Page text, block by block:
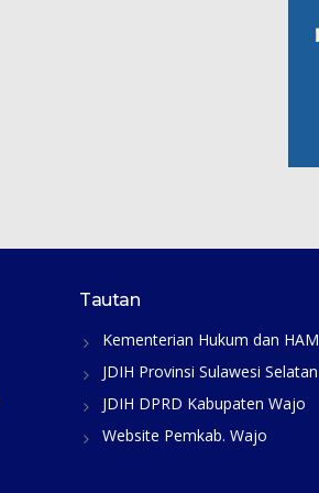
Tautan
Kementerian Hukum dan HAM
JDIH Provinsi Sulawesi Selatan
JDIH DPRD Kabupaten Wajo
Website Pemkab. Wajo